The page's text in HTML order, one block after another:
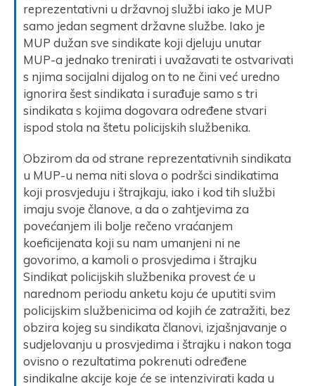
reprezentativni u državnoj službi iako je MUP
samo jedan segment državne službe. Iako je
MUP dužan sve sindikate koji djeluju unutar
MUP-a jednako trenirati i uvažavati te ostvarivati
s njima socijalni dijalog on to ne čini već uredno
ignorira šest sindikata i surađuje samo s tri
sindikata s kojima dogovara određene stvari
ispod stola na štetu policijskih službenika.
Obzirom da od strane reprezentativnih sindikata
u MUP-u nema niti slova o podršci sindikatima
koji prosvjeduju i štrajkaju, iako i kod tih službi
imaju svoje članove, a da o zahtjevima za
povećanjem ili bolje rečeno vraćanjem
koeficijenata koji su nam umanjeni ni ne
govorimo, a kamoli o prosvjedima i štrajku
Sindikat policijskih službenika provest će u
narednom periodu anketu koju će uputiti svim
policijskim službenicima od kojih će zatražiti, bez
obzira kojeg su sindikata članovi, izjašnjavanje o
sudjelovanju u prosvjedima i štrajku i nakon toga
ovisno o rezultatima pokrenuti određene
sindikalne akcije koje će se intenzivirati kada u